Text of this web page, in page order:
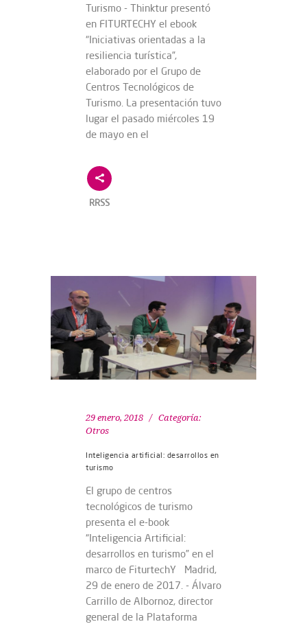
Turismo - Thinktur presentó
en FITURTECHY el ebook
“Iniciativas orientadas a la
resiliencia turística”,
elaborado por el Grupo de
Centros Tecnológicos de
Turismo. La presentación tuvo
lugar el pasado miércoles 19
de mayo en el
RRSS
29 enero, 2018
Categoría:
Otros
Inteligencia artificial: desarrollos en
turismo
El grupo de centros
tecnológicos de turismo
presenta el e-book
“Inteligencia Artificial:
desarrollos en turismo” en el
marco de FiturtechY Madrid,
29 de enero de 2017. - Álvaro
Carrillo de Albornoz, director
general de la Plataforma